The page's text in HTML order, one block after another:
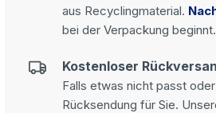
aus Recyclingmaterial.
bei der Verpackung beginnt.
Kostenloser
Falls etwas nicht passt
Rücksendung für Sie.